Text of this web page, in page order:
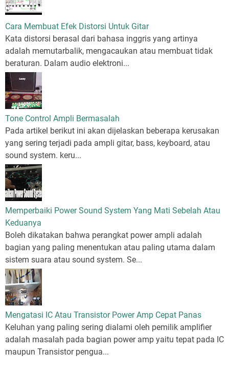
Cara Membuat Efek Distorsi Untuk Gitar
Kata distorsi berasal dari bahasa inggris yang artinya
adalah memutarbalik, mengacaukan atau membuat tidak
beraturan. Dalam audio elektroni...
Tone Control Ampli Bermasalah
Pada artikel berikut ini akan dijelaskan beberapa kerusakan
yang sering terjadi pada ampli gitar, bass, keyboard, atau
sound system. keru...
Memperbaiki Power Sound System Yang Mati Sebelah Atau
Keduanya
Boleh dikatakan bahwa perangkat power ampli adalah
bagian yang paling menentukan atau paling utama dalam
sistem suara atau sound system. Se...
Mengatasi IC Atau Transistor Power Amp Cepat Panas
Keluhan yang paling sering dialami oleh pemilik amplifier
adalah masalah pada bagian power amp yaitu tepat pada IC
maupun Transistor pengua...